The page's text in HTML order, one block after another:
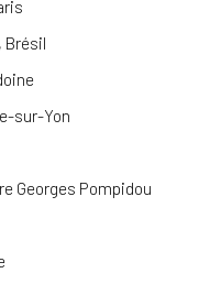
Brésil
sur-Yon
Georges Pompidou